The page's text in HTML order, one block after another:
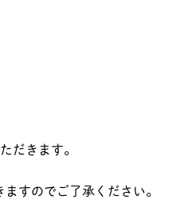
だきます。
すのでご了承ください。